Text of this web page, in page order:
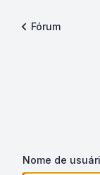
Fórum
Nome de